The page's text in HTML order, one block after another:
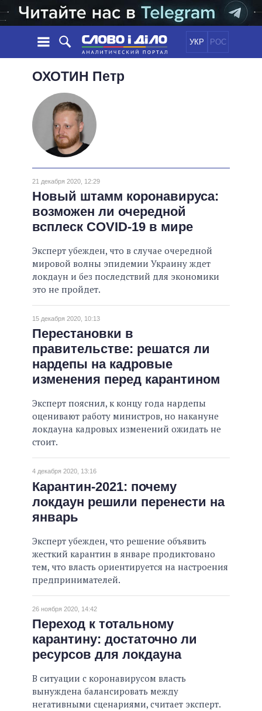
УКР РОС
НОВОСТИ
ЛЕНТА
СОБЫТИЯ
СТАТЬИ
МНЕНИЯ
ОБЗОРЫ
ДАЙДЖЕСТЫ
ВСЕ ПОЛИТИКИ
ПРЕЗИДЕНТ И ОФИС
ВЕРХОВНАЯ РАДА
КАБИНЕТ МИНИСТРОВ
ГЛАВЫ ОБЛАДМИНИСТРАЦИЙ
ВСЕ ПЕРСОНЫ
ПОДДЕРЖАТЬ
СРАВНЕНИЕ ПОЛИТИКОВ
ОХОТИН Петр
21 декабря 2020, 12:29
Новый штамм коронавируса:
возможен ли очередной
всплеск COVID-19 в мире
Эксперт убежден, что в случае очередной
мировой волны эпидемии Украину ждет
локдаун и без последствий для экономики
это не пройдет.
15 декабря 2020, 10:13
Перестановки в
правительстве: решатся ли
нардепы на кадровые
изменения перед карантином
Эксперт пояснил, к концу года нардепы
оценивают работу министров, но накануне
локдауна кадровых изменений ожидать не
стоит.
4 декабря 2020, 13:16
Карантин-2021: почему
локдаун решили перенести на
январь
Эксперт убежден, что решение объявить
жесткий карантин в январе продиктовано
тем, что власть ориентируется на настроения
предпринимателей.
26 ноября 2020, 14:42
Переход к тотальному
карантину: достаточно ли
ресурсов для локдауна
В ситуации с коронавирусом власть
вынуждена балансировать между
негативными сценариями, считает эксперт.